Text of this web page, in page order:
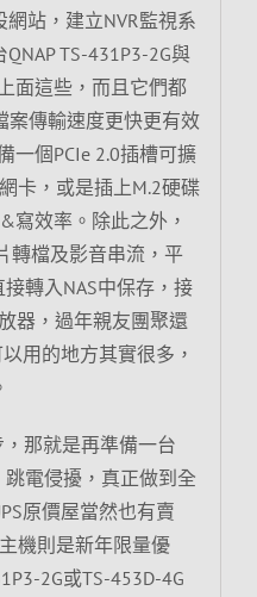
站，建立NVR監視系
TS-431P3-2G與
面這些，而且它們都
案傳輸速度更快更有效
一個PCIe 2.0插槽可擴
卡，或是插上M.2硬碟
寫效率。除此之外，
轉檔及影音串流，平
轉入NAS中保存，接
器，過年親友團聚還
用的地方其實很多，
那就是再準備一台
跳電侵擾，真正做到全
原價屋當然也有賣
機則是新年限量優
2G或TS-453D-4G